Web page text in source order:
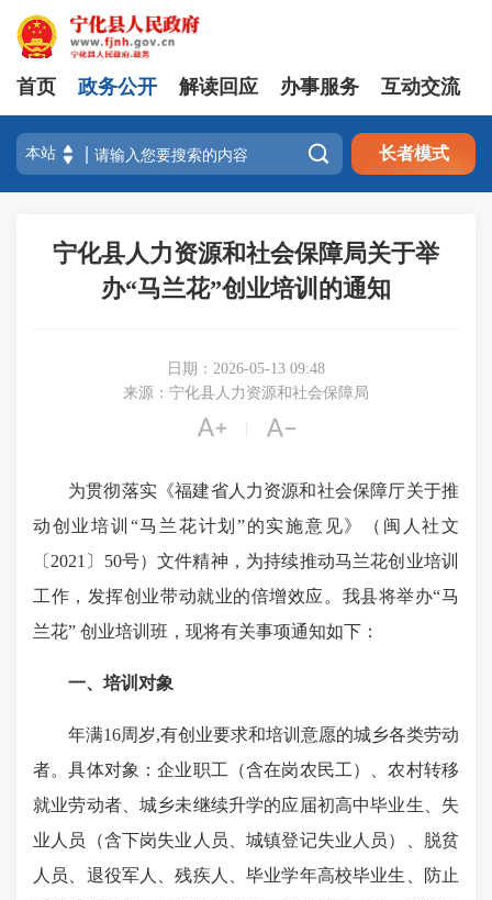
首页 政务公开 解读回应 办事服务 互动交流
 长者模式
宁化县人力资源和社会保障局关于举
办“马兰花”创业培训的通知
日期：2026-05-13 09:48
来源：宁化县人力资源和社会保障局
 
为贯彻落实《福建省人力资源和社会保障厅关于推
动创业培训“马兰花计划”的实施意见》（闽人社文
〔2021〕50号）文件精神，为持续推动马兰花创业培训
工作，发挥创业带动就业的倍增效应。我县将举办“马
兰花” 创业培训班，现将有关事项通知如下：
一、培训对象
年满16周岁,有创业要求和培训意愿的城乡各类劳动
者。具体对象：企业职工（含在岗农民工）、农村转移
就业劳动者、城乡未继续升学的应届初高中毕业生、失
业人员（含下岗失业人员、城镇登记失业人员）、
脱贫
人员 、退役军人、残疾人、毕业学年高校毕业生、防止